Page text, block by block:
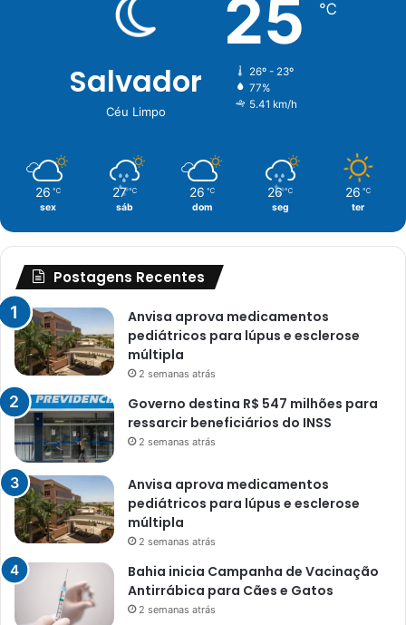
Salvador
Céu Limpo
25 ℃
26º - 23º
77%
5.41 km/h
26 ℃
sex
27 ℃
sáb
26 ℃
dom
26 ℃
seg
26 ℃
ter
Postagens Recentes
Anvisa aprova medicamentos
pediátricos para lúpus e esclerose
múltipla
2 semanas atrás
Governo destina R$ 547 milhões para
ressarcir beneficiários do INSS
2 semanas atrás
Anvisa aprova medicamentos
pediátricos para lúpus e esclerose
múltipla
2 semanas atrás
Bahia inicia Campanha de Vacinação
Antirrábica para Cães e Gatos
2 semanas atrás